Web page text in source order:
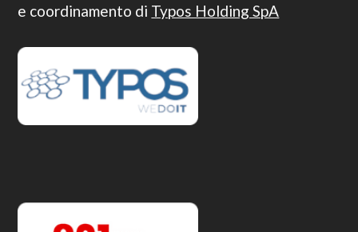
e coordinamento di Typos Holding SpA